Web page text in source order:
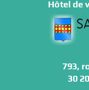
Hôtel de
793,
30